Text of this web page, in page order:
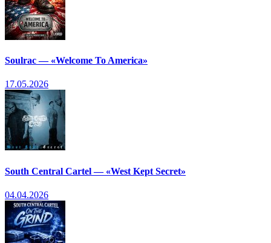
Soulrac — «Welcome To America»
17.05.2026
South Central Cartel — «West Kept Secret»
04.04.2026